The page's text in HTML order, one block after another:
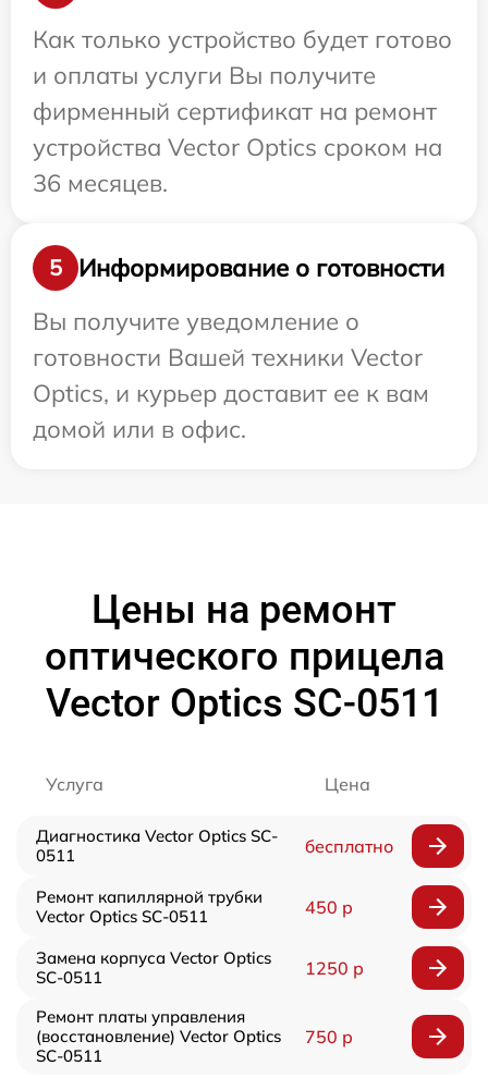
Как только устройство будет готово
и оплаты услуги Вы получите
фирменный сертификат на ремонт
устройства Vector Optics сроком на
36 месяцев.
5
Информирование о готовности
Вы получите уведомление о
готовности Вашей техники Vector
Optics, и курьер доставит ее к вам
домой или в офис.
Цены на ремонт
оптического прицела
Vector Optics SC-0511
Услуга Цена
Диагностика Vector Optics SC-
0511
бесплатно
Ремонт капиллярной трубки
Vector Optics SC-0511
450 р
Замена корпуса Vector Optics
SC-0511
1250 р
Ремонт платы управления
(восстановление) Vector Optics
SC-0511
750 р